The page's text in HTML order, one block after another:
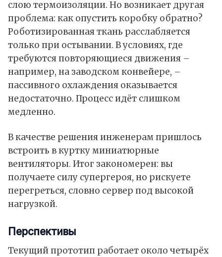
слою термоизоляции. Но возникает другая
проблема: как опустить коробку обратно?
Роботизированная ткань расслабляется
только при остывании. В условиях, где
требуются повторяющиеся движения –
например, на заводском конвейере, –
пассивного охлаждения оказывается
недостаточно. Процесс идёт слишком
медленно.
В качестве решения инженерам пришлось
встроить в куртку миниатюрные
вентиляторы. Итог закономерен: вы
получаете силу супергероя, но рискуете
перегреться, словно сервер под высокой
нагрузкой.
Перспективы
Текущий прототип работает около четырёх